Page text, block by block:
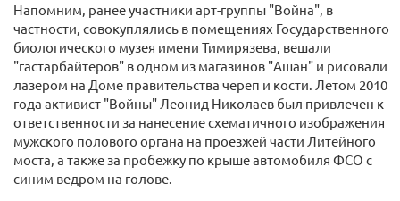
Напомним, ранее участники арт-группы "Война", в
частности, совокуплялись в помещениях Государственного
биологического музея имени Тимирязева, вешали
"гастарбайтеров" в одном из магазинов "Ашан" и рисовали
лазером на Доме правительства череп и кости. Летом 2010
года активист "Войны" Леонид Николаев был привлечен к
ответственности за нанесение схематичного изображения
мужского полового органа на проезжей части Литейного
моста, а также за пробежку по крыше автомобиля ФСО с
синим ведром на голове.